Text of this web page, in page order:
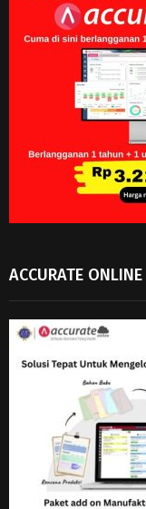
ACCURATE